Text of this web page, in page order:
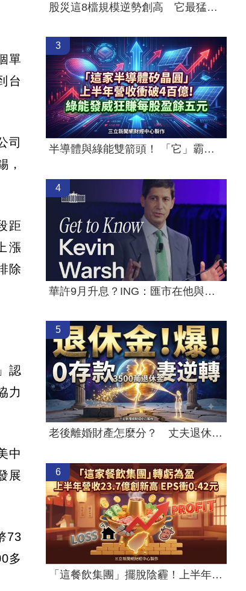
單
台
司
，
距
漲
除
認
力
中
展
73
多
股災這8檔規模逆勢創高 它最猛成長逾10%
3
半導體與綠能雙箭頭！ 「它」霸氣狂賺
4
華許9月升息？ING：匯市在他與戰爭間拉鋸
5
老後離婚財產怎麼分？ 丈夫退休金拒分
6
「這餐飲集團」擺脫陰霾！上半年營收創高